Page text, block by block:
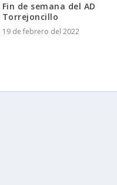
Fin de semana del AD
Torrejoncillo
19 de febrero del 2022